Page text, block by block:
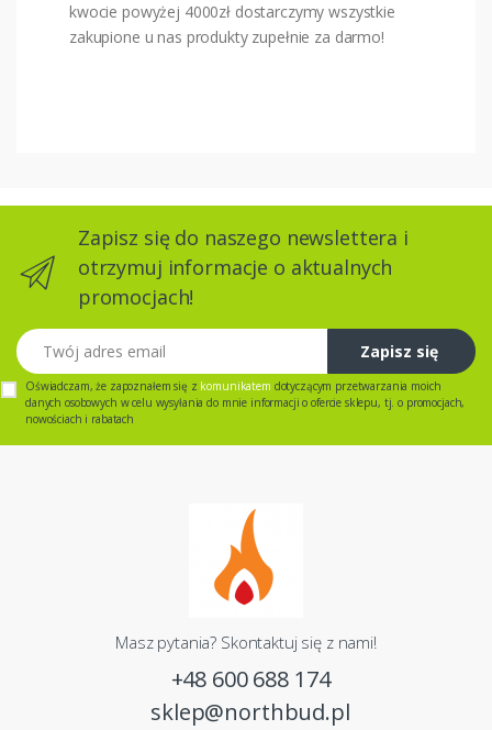
kwocie powyżej 4000zł dostarczymy wszystkie
zakupione u nas produkty zupełnie za darmo!
Zapisz się do naszego newslettera i
otrzymuj informacje o aktualnych
promocjach!
Twój adres email
Zapisz się
Oświadczam, że zapoznałem się z komunikatem dotyczącym przetwarzania moich
danych osobowych w celu wysyłania do mnie informacji o ofercie sklepu, tj. o promocjach,
nowościach i rabatach
Masz pytania? Skontaktuj się z nami!
+48 600 688 174
sklep@northbud.pl